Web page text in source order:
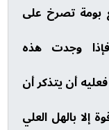
بومة تصرخ على
فإذا وجدت هذه
أن يتذكر أن
إلا بالهل العلي